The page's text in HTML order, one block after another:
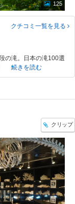
125
クチコミ一覧を見る
の滝。日本の滝100選
続きを読む
クリップ